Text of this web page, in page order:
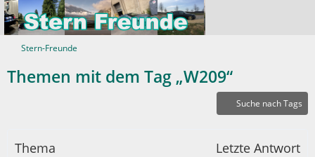
Stern-Freunde
Themen mit dem Tag „W209“
Suche nach Tags
Thema Letzte Antwort